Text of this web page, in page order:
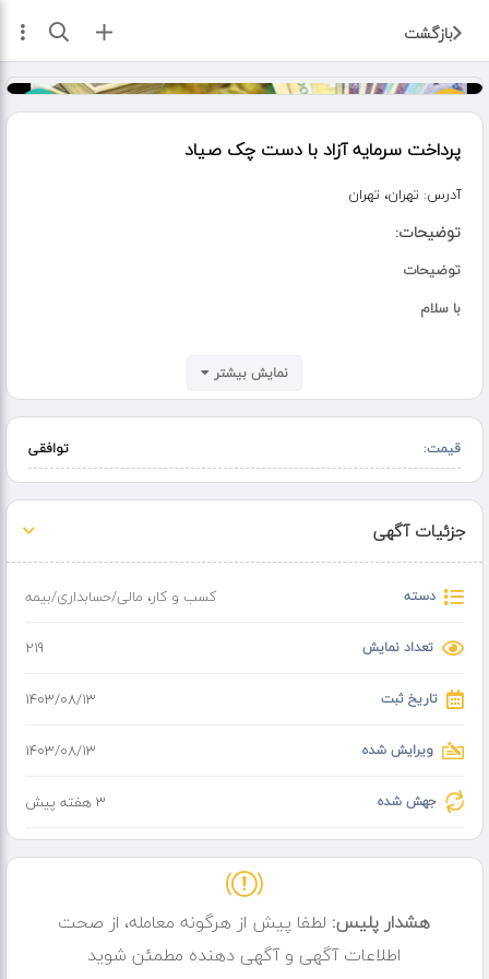
بازگشت ثبت آگهی
پرداخت سرمایه آزاد با دست چک صیاد
آدرس: تهران، تهران
توضیحات:
توضیحات
با سلام
قابل پرداخت به کارمندان و بازنشستگان عزیز با
فیش حقوقی و بازنشستگی معتبر
دارندگان جواز کسب برگ سبز خودرو
اقساط ۶ تا ۱۲ ماه
نمایش بیشتر
قیمت: توافقی
جزئیات آگهی
دسته کسب و کار، مالی/حسابداری/بیمه
تعداد نمایش 219
تاریخ ثبت ۱۴۰۳/۰۸/۱۳
ویرایش شده ۱۴۰۳/۰۸/۱۳
جهش شده 3 هفته پیش
هشدار پلیس: لطفا پیش از هرگونه معامله، از صحت
اطلاعات آگهی و آگهی دهنده مطمئن شوید